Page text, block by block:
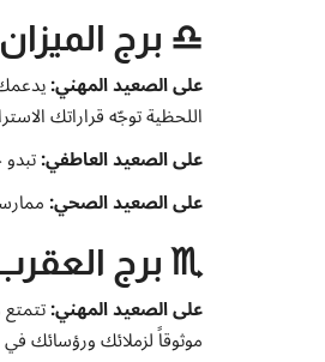
♎ برج الميزان (23 سبتمبر - 22
على الصعيد المهني:
اللحظية توجّه قراراتك
على الصعيد العاطفي:
على الصعيد الصحي:
♏ برج العقرب (23 أكتوبر - 21
على الصعيد المهني:
موثوقاً لزملائك ورؤسائك